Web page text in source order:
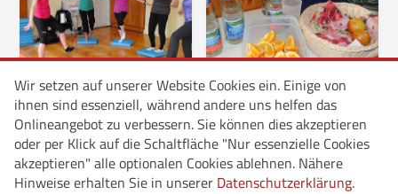
Wir setzen auf unserer Website Cookies ein. Einige von
ihnen sind essenziell, während andere uns helfen das
Onlineangebot zu verbessern. Sie können dies akzeptieren
oder per Klick auf die Schaltfläche "Nur essenzielle Cookies
akzeptieren" alle optionalen Cookies ablehnen. Nähere
Hinweise erhalten Sie in unserer Datenschutzerklärung.